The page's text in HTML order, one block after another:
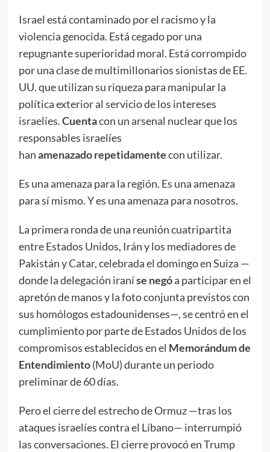
Israel está contaminado por el racismo y la
violencia genocida. Está cegado por una
repugnante superioridad moral. Está corrompido
por una clase de multimillonarios sionistas de EE.
UU. que utilizan su riqueza para manipular la
política exterior al servicio de los intereses
israelíes.Cuentacon un arsenal nuclear que los
responsables israelíes
hanamenazado repetidamentecon utilizar.
Es una amenaza para la región. Es una amenaza
para sí mismo. Y es una amenaza para nosotros.
La primera ronda de una reunión cuatripartita
entre Estados Unidos, Irán y los mediadores de
Pakistán y Catar, celebrada el domingo en Suiza —
donde la delegación iraníse negóa participar en el
apretón de manos y la foto conjunta previstos con
sus homólogos estadounidenses—, se centró en el
cumplimiento por parte de Estados Unidos de los
compromisos establecidos en el Memorándum de
Entendimiento(MoU) durante un periodo
preliminar de 60 días.
Pero el cierre del estrecho de Ormuz —tras los
ataques israelíes contra el Líbano— interrumpió
las conversaciones. El cierre provocó en Trump